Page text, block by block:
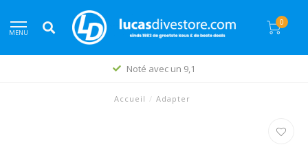
MENU
0
Noté avec un 9,1
Accueil / Adapter